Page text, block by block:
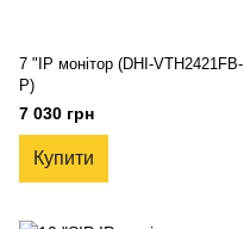
7 "IP монітор (DHI-VTH2421FB-
P)
7 030 грн
Купити